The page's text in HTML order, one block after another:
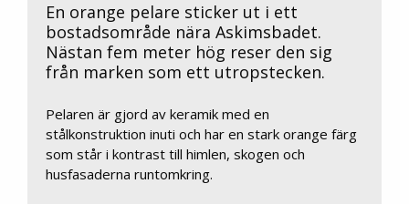
En orange pelare sticker ut i ett
bostadsområde nära Askimsbadet.
Nästan fem meter hög reser den sig
från marken som ett utropstecken.
Pelaren är gjord av keramik med en
stålkonstruktion inuti och har en stark orange färg
som står i kontrast till himlen, skogen och
husfasaderna runtomkring.